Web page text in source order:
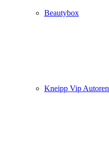
Beautybox
Kneipp Vip Autoren